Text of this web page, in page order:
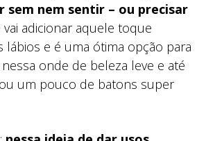
sem nem sentir – ou precisar
vai adicionar aquele toque
lábios e é uma ótima opção para
onde de beleza leve e até
um pouco de batons super